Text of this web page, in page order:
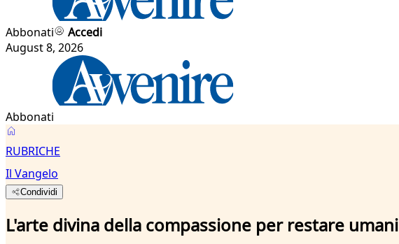
Abbonati
Accedi
August 8, 2026
Abbonati
RUBRICHE
Il Vangelo
Condividi
L'arte divina della compassione per restare umani